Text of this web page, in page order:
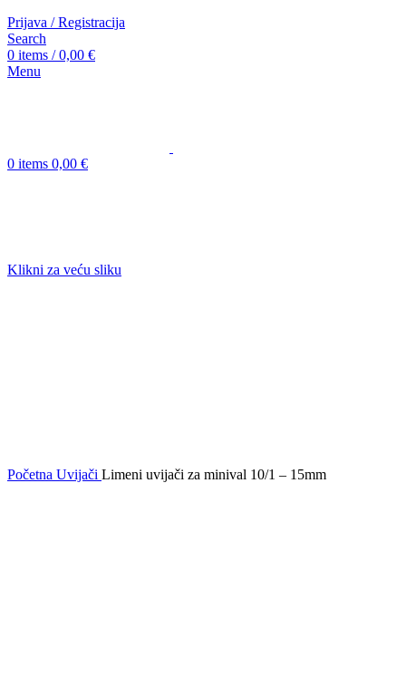
Prijava / Registracija
Search
0 items / 0,00 €
Menu
0 items 0,00 €
Klikni za veću sliku
Početna Uvijači Limeni uvijači za minival 10/1 – 15mm